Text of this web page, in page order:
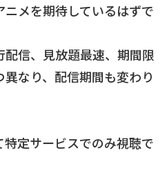
メを期待しているはずで
信、見放題最速、期間限
なり、配信期間も変わり
定サービスでのみ視聴で